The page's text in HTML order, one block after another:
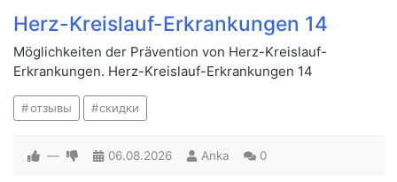
Herz-Kreislauf-Erkrankungen 14
Möglichkeiten der Prävention von Herz-Kreislauf-
Erkrankungen. Herz-Kreislauf-Erkrankungen 14
отзывы скидки
— 06.08.2026 Anka 0